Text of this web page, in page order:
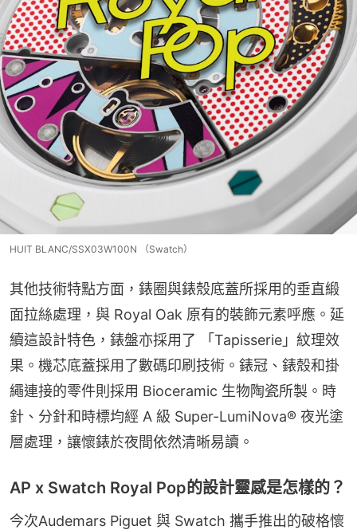
HUIT BLANC/SSX03W100N （Swatch）
其他技術特點方面，錶圈與錶殼底蓋所採用的垂直緞
面拉絲處理，與 Royal Oak 原有的裝飾元素呼應。延
續這設計特色，錶盤亦採用了 「Tapisserie」紋理效
果。機芯底蓋採用了數碼印刷技術。錶冠、錶殼和掛
繩連接的零件則採用 Bioceramic 生物陶瓷所製。時
針、分針和時標均經 A 級 Super-LumiNova® 夜光塗
層處理，讓懷錶於夜間依然清晰易讀。
AP x Swatch Royal Pop的設計靈感是怎樣的？
今次Audemars Piguet 與 Swatch 攜手推出的破格懷